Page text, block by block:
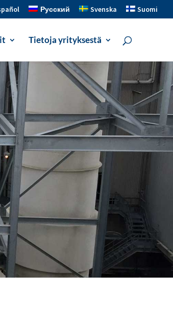
Русский Svenska Suomi
Tietoja yrityksestä